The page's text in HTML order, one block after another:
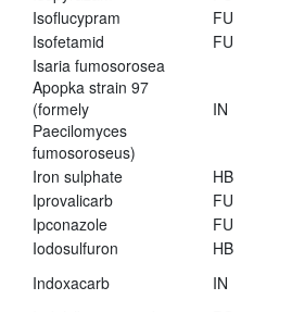
Isoflucypram
FU
Isofetamid
FU
Isaria fumosorosea
Apopka strain 97
(formely
Paecilomyces
fumosoroseus)
IN
Iron sulphate HB
Iprovalicarb
FU
Ipconazole
FU
Iodosulfuron
HB
Indoxacarb
IN